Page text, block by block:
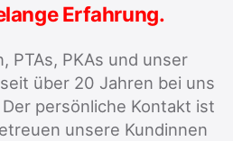
Erfahrung.
PTAs, PKAs und unser
über 20 Jahren bei uns
persönliche Kontakt ist
unsere Kundinnen